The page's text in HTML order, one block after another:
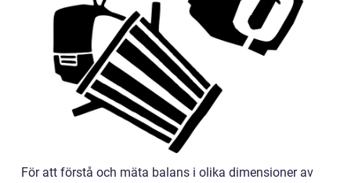
För att förstå och mäta balans i olika dimensioner av